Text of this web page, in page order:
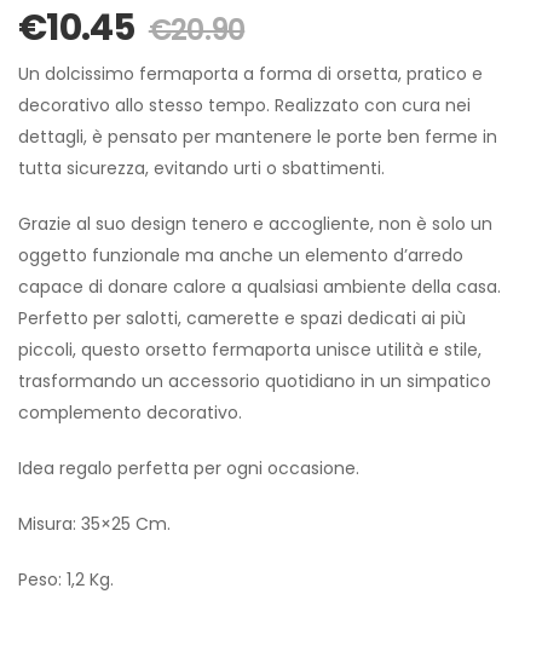
€10.45 €20.90
Un dolcissimo fermaporta a forma di orsetta, pratico e
decorativo allo stesso tempo. Realizzato con cura nei
dettagli, è pensato per mantenere le porte ben ferme in
tutta sicurezza, evitando urti o sbattimenti.
Grazie al suo design tenero e accogliente, non è solo un
oggetto funzionale ma anche un elemento d’arredo
capace di donare calore a qualsiasi ambiente della casa.
Perfetto per salotti, camerette e spazi dedicati ai più
piccoli, questo orsetto fermaporta unisce utilità e stile,
trasformando un accessorio quotidiano in un simpatico
complemento decorativo.
Idea regalo perfetta per ogni occasione.
Misura: 35×25 Cm.
Peso: 1,2 Kg.